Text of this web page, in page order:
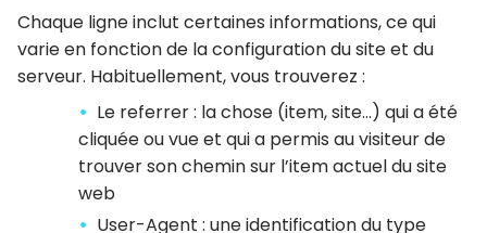
Chaque ligne inclut certaines informations, ce qui
varie en fonction de la configuration du site et du
serveur. Habituellement, vous trouverez :
Le referrer : la chose (item, site…) qui a été
cliquée ou vue et qui a permis au visiteur de
trouver son chemin sur l’item actuel du site
web
User-Agent : une identification du type